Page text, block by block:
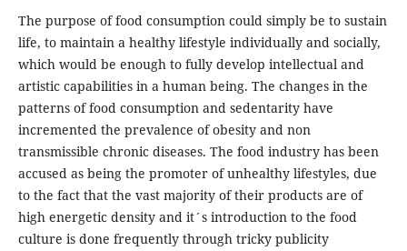
The purpose of food consumption could simply be to sustain
life, to maintain a healthy lifestyle individually and socially,
which would be enough to fully develop intellectual and
artistic capabilities in a human being. The changes in the
patterns of food consumption and sedentarity have
incremented the prevalence of obesity and non
transmissible chronic diseases. The food industry has been
accused as being the promoter of unhealthy lifestyles, due
to the fact that the vast majority of their products are of
high energetic density and it´s introduction to the food
culture is done frequently through tricky publicity